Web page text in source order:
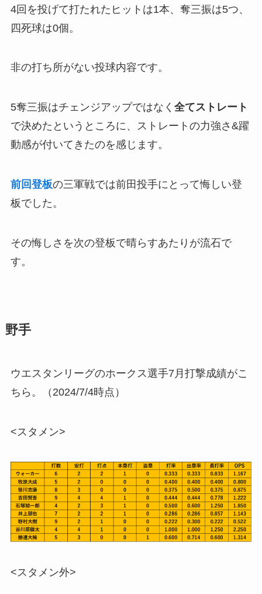
4回を投げて打たれたヒットは1本、奪三振は5つ、
四死球は0個。
非の打ち所がない投球内容です。
5奪三振はチェンジアップではなく 全てストレート
で決めたというところに、ストレートの力強さ&躍
動感が付いてきたのを感じます。
前回登板の三軍戦では前田投手にとって悔しい登
板でした。
その悔しさを次の登板で晴らすあたりが流石で
す。
野手
ウエスタンリーグのホークス選手7月打撃成績がこ
ちら。（2024/7/4時点）
<スタメン>
<スタメン外>